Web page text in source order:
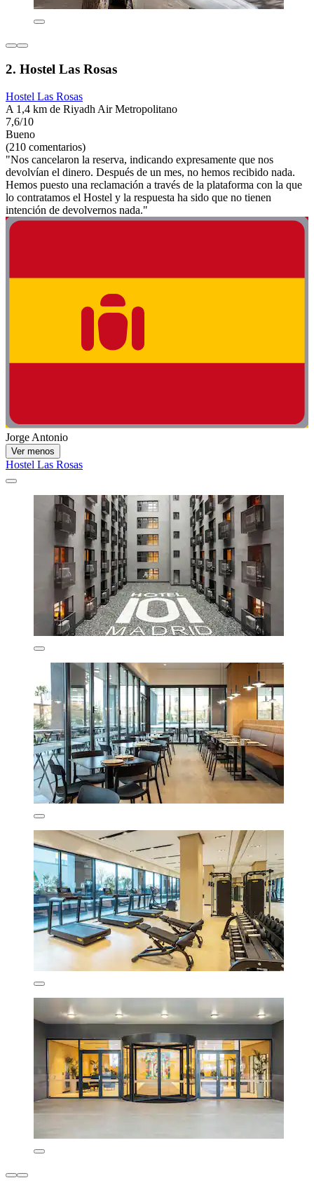
2. Hostel Las Rosas
Hostel Las Rosas
A 1,4 km de Riyadh Air Metropolitano
7,6/10
Bueno
(210 comentarios)
"Nos cancelaron la reserva, indicando expresamente que nos
devolvían el dinero. Después de un mes, no hemos recibido nada.
Hemos puesto una reclamación a través de la plataforma con la que
lo contratamos el Hostel y la respuesta ha sido que no tienen
intención de devolvernos nada."
Jorge Antonio
Ver menos
Hostel Las Rosas